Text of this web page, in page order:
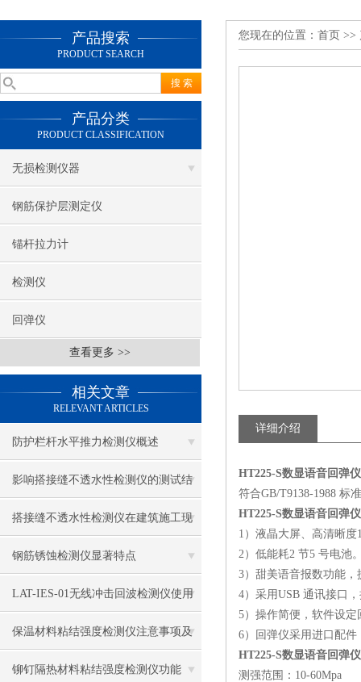
产品搜索
PRODUCT SEARCH
产品分类
PRODUCT CLASSIFICATION
无损检测仪器
钢筋保护层测定仪
锚杆拉力计
检测仪
回弹仪
查看更多 >>
相关文章
RELEVANT ARTICLES
防护栏杆水平推力检测仪概述
影响搭接缝不透水性检测仪的测试结
果的因素有哪些？
搭接缝不透水性检测仪在建筑施工现
场中的应用
钢筋锈蚀检测仪显著特点
LAT-IES-01无线冲击回波检测仪使用
操作方法
保温材料粘结强度检测仪注意事项及
保养
铆钉隔热材料粘结强度检测仪功能
您现在的位置： 首页 >>
详细介绍
HT225-S数显语音回弹
符合GB/T9138-1988 标
HT225-S数显语音回弹
1）液晶大屏、高清晰度
2）低能耗2 节5 号电池
3）甜美语音报数功能
4）采用USB 通讯接口
5）操作简便，软件设
6）回弹仪采用进口配
HT225-S数显语音回弹
测强范围：10-60Mpa